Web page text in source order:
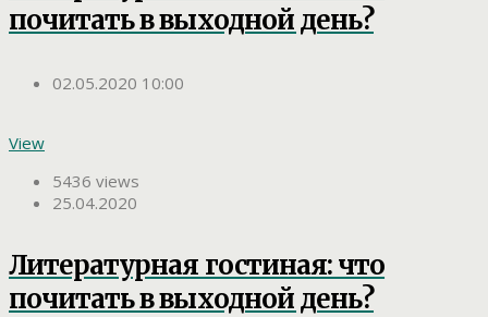
почитать в выходной день?
02.05.2020 10:00
View
5436 views
25.04.2020
Литературная гостиная: что
почитать в выходной день?